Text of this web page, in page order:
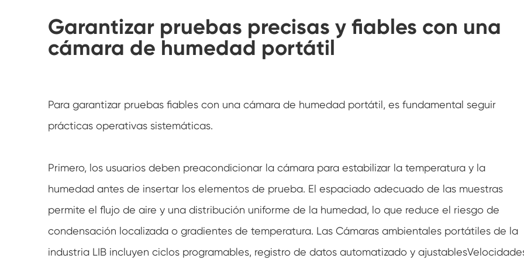
Gabinete de baja temperatura constante
Cámara de congelación de deshielo
Cámara de prueba de congelación de
humedad
fotovoltaicos
Cámara de prueba PV
Cámara ambiental PV
Garantizar pruebas precisas y fiables con una
cámara de humedad portátil
Para garantizar pruebas fiables con una cámara de humedad portátil, es fundamental seguir
prácticas operativas sistemáticas.
Primero, los usuarios deben preacondicionar la cámara para estabilizar la temperatura y la
humedad antes de insertar los elementos de prueba. El espaciado adecuado de las muestras
permite el flujo de aire y una distribución uniforme de la humedad, lo que reduce el riesgo de
condensación localizada o gradientes de temperatura. Las Cámaras ambientales portátiles de la
industria LIB incluyen ciclos programables, registro de datos automatizado y